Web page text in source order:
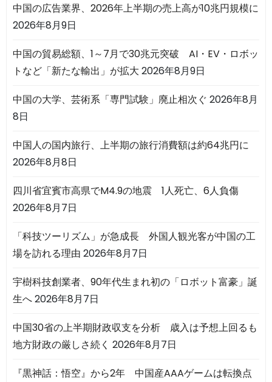
中国の広告業界、2026年上半期の売上高が10兆円規模に
2026年8月9日
中国の貿易総額、1～7月で30兆元突破 AI・EV・ロボッ
トなど「新たな輸出」が拡大 2026年8月9日
中国の大学、芸術系「専門試験」廃止相次ぐ 2026年8月
8日
中国人の国内旅行、上半期の旅行消費額は約64兆円に
2026年8月8日
四川省宜賓市高県でM4.9の地震 1人死亡、6人負傷
2026年8月7日
「科技ツーリズム」が急成長 外国人観光客が中国の工
場を訪れる理由 2026年8月7日
宇樹科技創業者、90年代生まれ初の「ロボット富豪」誕
生へ2026年8月7日
中国30省の上半期財政収支を分析 歳入は予想上回るも
地方財政の厳しさ続く 2026年8月7日
『黒神話：悟空』から2年 中国産AAAゲームは転換点